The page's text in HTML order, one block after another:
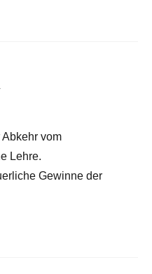
vom
Lehre.
Gewinne der